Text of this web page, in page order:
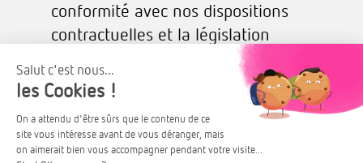
conformité avec nos dispositions
contractuelles et la législation
applicable. En dehors des cas
énoncés ci-dessus, nous nous
engageons à ne pas vendre, louer,
céder ni donner accès à des tiers à
vos données sans votre